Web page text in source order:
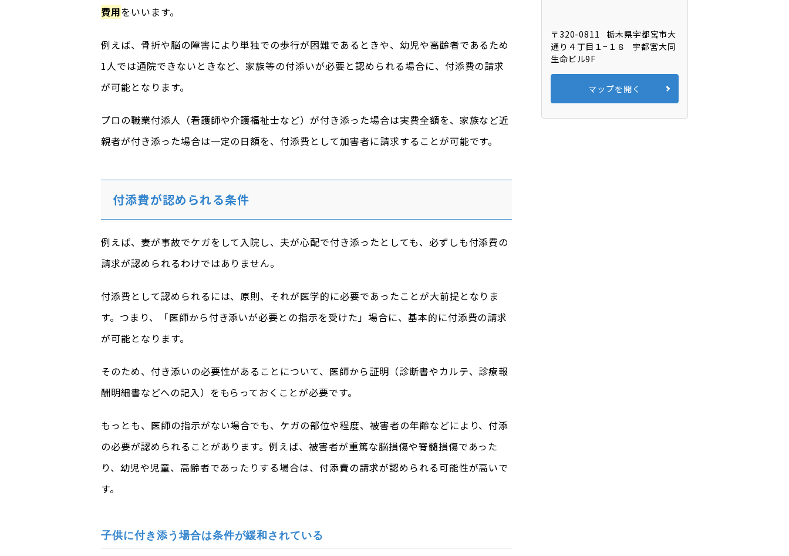
費用をいいます。
例えば、骨折や脳の障害により単独での歩行が困難であるときや、幼児や高齢者であるため
1人では通院できないときなど、家族等の付添いが必要と認められる場合に、付添費の請求
が可能となります。
プロの職業付添人（看護師や介護福祉士など）が付き添った場合は実費全額を、家族など近
親者が付き添った場合は一定の日額を、付添費として加害者に請求することが可能です。
付添費が認められる条件
例えば、妻が事故でケガをして入院し、夫が心配で付き添ったとしても、必ずしも付添費の
請求が認められるわけではありません。
付添費として認められるには、原則、それが医学的に必要であったことが大前提となりま
す。つまり、「医師から付き添いが必要との指示を受けた」場合に、基本的に付添費の請求
が可能となります。
そのため、付き添いの必要性があることについて、医師から証明（診断書やカルテ、診療報
酬明細書などへの記入）をもらっておくことが必要です。
もっとも、医師の指示がない場合でも、ケガの部位や程度、被害者の年齢などにより、付添
の必要が認められることがあります。例えば、被害者が重篤な脳損傷や脊髄損傷であった
り、幼児や児童、高齢者であったりする場合は、付添費の請求が認められる可能性が高いで
す。
子供に付き添う場合は条件が緩和されている
〒320-0811
栃木県宇都宮市大
通り４丁目１−１８
宇都宮大同
生命ビル9F
マップを開く